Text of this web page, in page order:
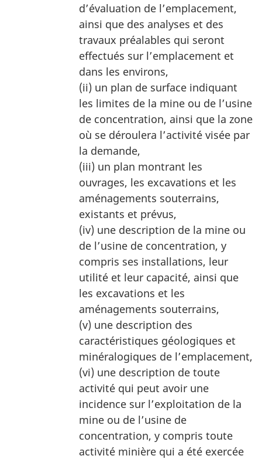
d’évaluation de l’emplacement,
ainsi que des analyses et des
travaux préalables qui seront
effectués sur l’emplacement et
dans les environs,
(ii) un plan de surface indiquant
les limites de la mine ou de l’usine
de concentration, ainsi que la zone
où se déroulera l’activité visée par
la demande,
(iii) un plan montrant les
ouvrages, les excavations et les
aménagements souterrains,
existants et prévus,
(iv) une description de la mine ou
de l’usine de concentration, y
compris ses installations, leur
utilité et leur capacité, ainsi que
les excavations et les
aménagements souterrains,
(v) une description des
caractéristiques géologiques et
minéralogiques de l’emplacement,
(vi) une description de toute
activité qui peut avoir une
incidence sur l’exploitation de la
mine ou de l’usine de
concentration, y compris toute
activité minière qui a été exercée